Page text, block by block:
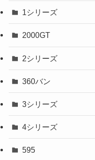
1シリーズ
2000GT
2シリーズ
360バン
3シリーズ
4シリーズ
595